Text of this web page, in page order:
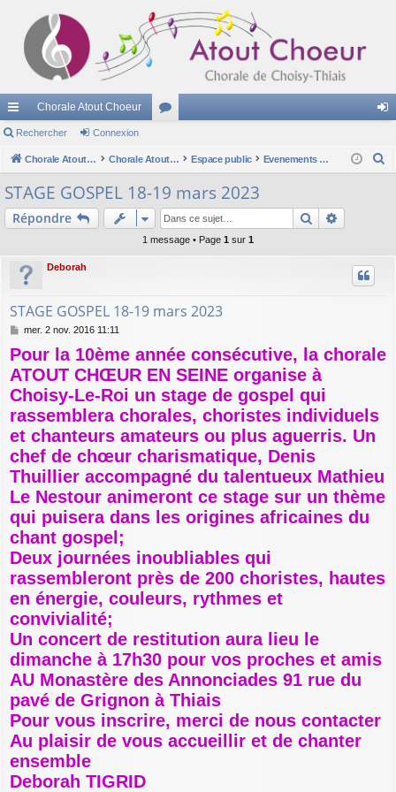
cc
ès
ra
pi
Chorale Atout Choeur
u
m
s
ne
Rechercher Connexion
Chorale Atout Choeur Chorale Atout Choeur Espace public Evenements à venir
r
STAGE GOSPEL 18-19 mars 2023
Répondre Rechercher
1 message • Page 1 sur 1
Deborah
STAGE GOSPEL 18-19 mars 2023
M
s
s
a
g
mer. 2 nov. 2016 11:11
Pour la 10ème année consécutive, la chorale
ATOUT CHŒUR EN SEINE organise à
Choisy-Le-Roi un stage de gospel qui
rassemblera chorales, choristes individuels
et chanteurs amateurs ou plus aguerris. Un
chef de chœur charismatique, Denis
Thuillier accompagné du talentueux Mathieu
Le Nestour animeront ce stage sur un thème
qui puisera dans les origines africaines du
chant gospel;
Deux journées inoubliables qui
rassembleront près de 200 choristes, hautes
en énergie, couleurs, rythmes et
convivialité;
Un concert de restitution aura lieu le
dimanche à 17h30 pour vos proches et amis
AU Monastère des Annonciades 91 rue du
pavé de Grignon à Thiais
Pour vous inscrire, merci de nous contacter
Au plaisir de vous accueillir et de chanter
ensemble
Deborah TIGRID